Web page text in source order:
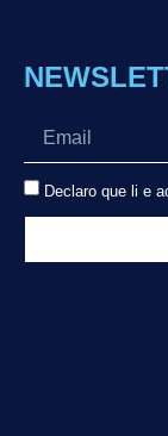
Declaro que li e